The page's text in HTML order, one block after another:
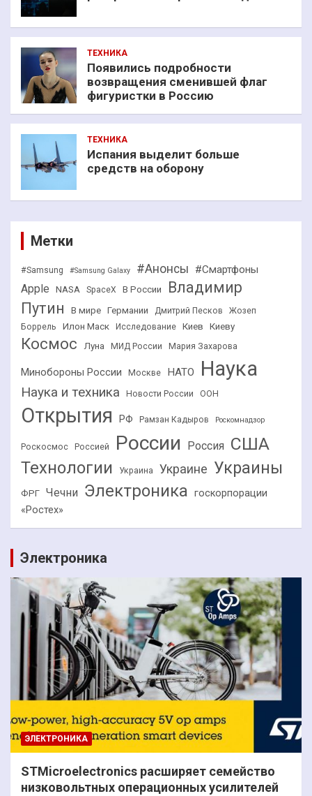
ТЕХНИКА
Появились подробности
возвращения сменившей флаг
фигуристки в Россию
ТЕХНИКА
Испания выделит больше
средств на оборону
Метки
#Samsung #Samsung Galaxy #Анонсы #Смартфоны
Apple NASA SpaceX В России
Владимир
Путин
В мире Германии Дмитрий Песков
Жозеп
Боррель
Илон Маск Исследование Киев Киеву
Космос Луна МИД России Мария Захарова
Минобороны России Москве НАТО Наука
Наука и техника Новости России ООН
Открытия РФ Рамзан Кадыров Роскомнадзор
Роскосмос Россией России Россия США
Технологии Украина Украине Украины
ФРГ Чечни Электроника госкорпорации
«Ростех»
Электроника
ЭЛЕКТРОНИКА
STMicroelectronics расширяет семейство
низковольтных операционных усилителей